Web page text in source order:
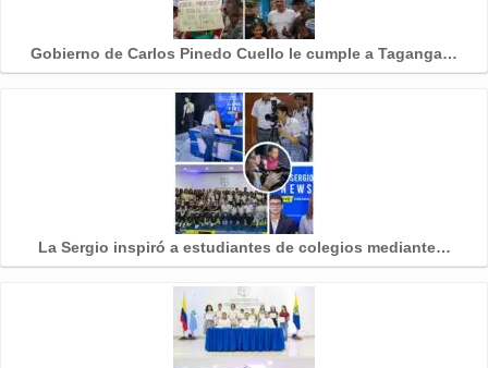
Gobierno de Carlos Pinedo Cuello le cumple a Taganga…
La Sergio inspiró a estudiantes de colegios mediante…